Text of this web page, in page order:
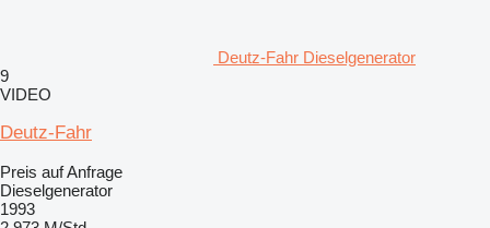
Deutz-Fahr Dieselgenerator
9
VIDEO
Deutz-Fahr
Preis auf Anfrage
Dieselgenerator
1993